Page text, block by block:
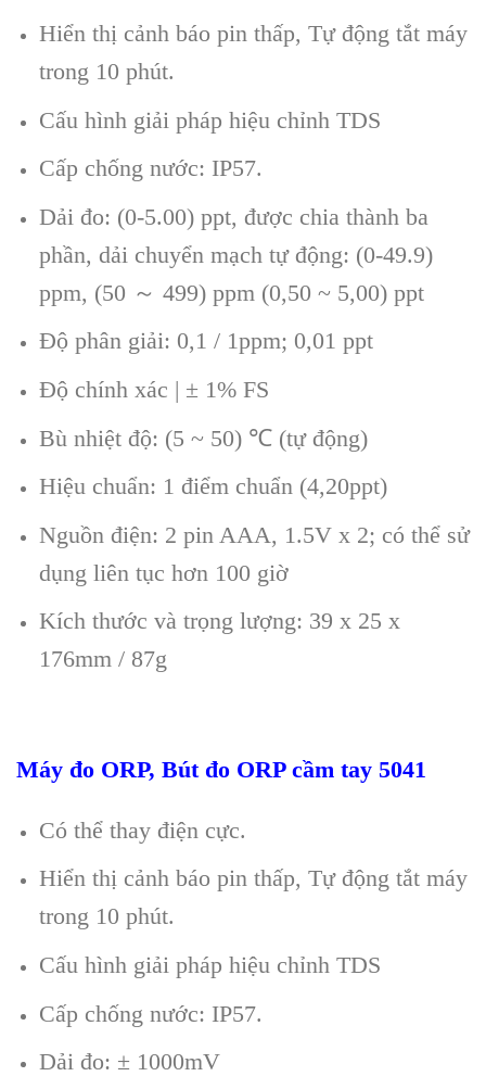
Hiển thị cảnh báo pin thấp, Tự động tắt máy
trong 10 phút.
Cấu hình giải pháp hiệu chỉnh TDS
Cấp chống nước: IP57.
Dải đo: (0-5.00) ppt, được chia thành ba
phần, dải chuyển mạch tự động: (0-49.9)
ppm, (50 ～ 499) ppm (0,50 ~ 5,00) ppt
Độ phân giải: 0,1 / 1ppm; 0,01 ppt
Độ chính xác | ± 1% FS
Bù nhiệt độ: (5 ~ 50) ℃(tự động)
Hiệu chuẩn: 1 điểm chuẩn (4,20ppt)
Nguồn điện: 2 pin AAA, 1.5V x 2; có thể sử
dụng liên tục hơn 100 giờ
Kích thước và trọng lượng: 39 x 25 x
176mm / 87g
Máy đo ORP, Bút đo ORP cầm tay 5041
Có thể thay điện cực.
Hiển thị cảnh báo pin thấp, Tự động tắt máy
trong 10 phút.
Cấu hình giải pháp hiệu chỉnh TDS
Cấp chống nước: IP57.
Dải đo: ± 1000mV